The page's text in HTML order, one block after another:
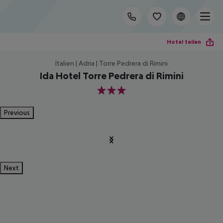
Hotel teilen
Italien | Adria | Torre Pedrera di Rimini
Ida Hotel Torre Pedrera di Rimini
3
Previous
Next